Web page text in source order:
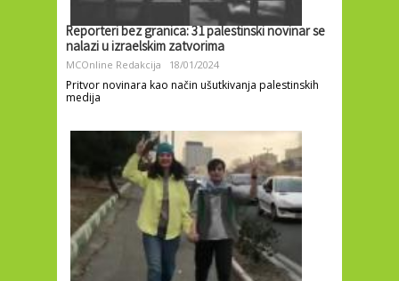
Reporteri bez granica: 31 palestinski novinar se
nalazi u izraelskim zatvorima
MCOnline Redakcija 18/01/2024
Pritvor novinara kao način ušutkivanja palestinskih
medija